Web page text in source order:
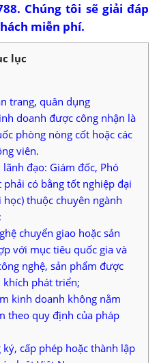
Chúng tôi sẽ giải đáp
miễn phí.
lục
trang, quân dụng
doanh được công nhận là
phòng nòng cốt hoặc các
viên.
đạo: Giám đốc, Phó
có bằng tốt nghiệp đại
học) thuộc chuyên ngành
chuyển giao hoặc sản
với mục tiêu quốc gia và
nghệ, sản phẩm được
khích phát triển;
kinh doanh không nằm
theo quy định của pháp
cấp phép hoặc thành lập